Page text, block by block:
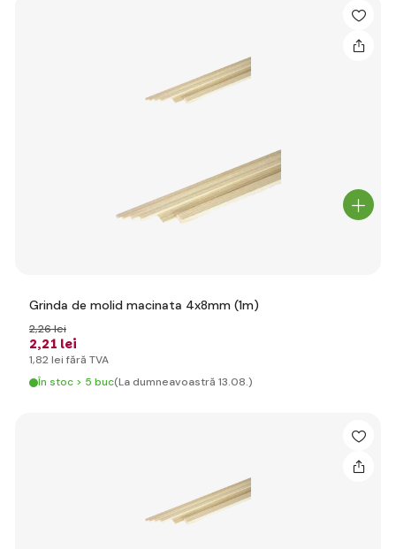
Grinda de molid macinata 4x8mm (1m)
2,21 lei
2,26 lei
1,82 lei fără TVA
În stoc > 5 buc(La dumneavoastră 13.08.)